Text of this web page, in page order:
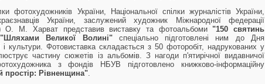
фотохудожників України, Національної спілки журналістів України,
України, заслужений художник Міжнародної федерації
О. М. Харват представив виставку та фотоальбоми "150 святинь
"Шляхами Великої Волині"спеціально підготовлені ним до Дня
і культури. Фотовиставка складається з 50 фоторобіт, надрукованих у
частину сюжетів із альбомів. З нагоди п'ятирічної видавничої
з фондів НБУВ підготовлено книжково-інформаційну
простір: Рівненщина"